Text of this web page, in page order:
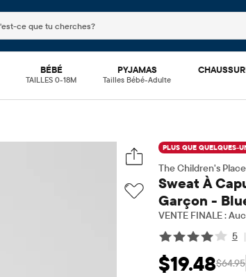
BÉBÉ
TAILLES 0-18M
PYJAMAS
Tailles Bébé-Adulte
PLUS QUE QUELQUES-
The Children's
Sweat À
Garçon -
VENTE FINALE :
5 |
Prix ​​de vente:
$19.48$64.95